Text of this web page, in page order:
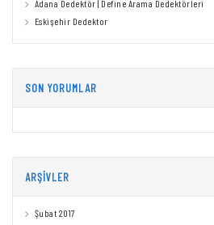
Adana Dedektör | Define Arama Dedektörleri
Eskişehir Dedektor
SON YORUMLAR
ARŞIVLER
Şubat 2017